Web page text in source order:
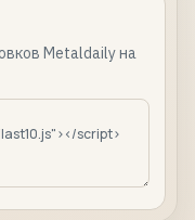
Metaldaily на